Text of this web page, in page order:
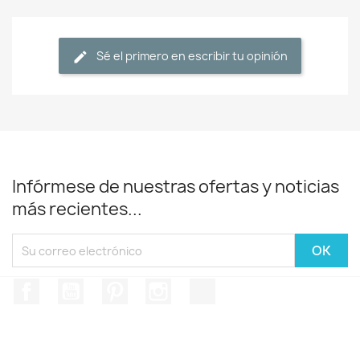
Sé el primero en escribir tu opinión
Infórmese de nuestras ofertas y noticias
más recientes...